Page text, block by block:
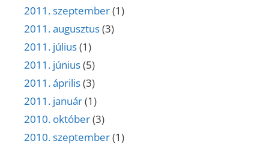
2011. szeptember(1)
2011. augusztus(3)
2011. július(1)
2011. június(5)
2011. április(3)
2011. január(1)
2010. október(3)
2010. szeptember(1)